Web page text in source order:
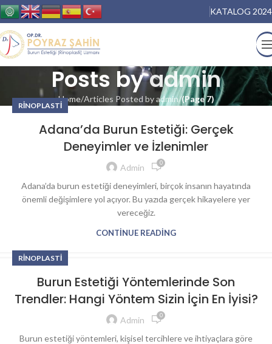
KATALOG 2024
Posts byadmin
Home Articles Posted by admin (Page 7)
RINOPLASTI
Adana’da Burun Estetiği: Gerçek
Deneyimler ve İzlenimler
Admin 0
Adana’da burun estetiği deneyimleri, birçok insanın hayatında
önemli değişimlere yol açıyor. Bu yazıda gerçek hikayelere yer
vereceğiz.
CONTINUE READING
RINOPLASTI
Burun Estetiği Yöntemlerinde Son
Trendler: Hangi Yöntem Sizin İçin En İyisi?
Admin 0
Burun estetiği yöntemleri, kişisel tercihlere ve ihtiyaçlara göre